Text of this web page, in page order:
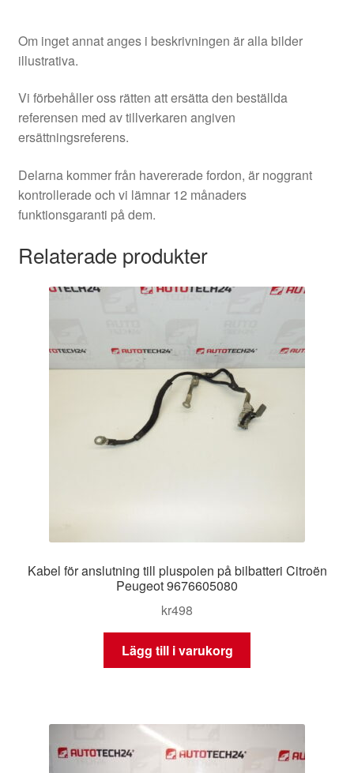
Om inget annat anges i beskrivningen är alla bilder
illustrativa.
Vi förbehåller oss rätten att ersätta den beställda
referensen med av tillverkaren angiven
ersättningsreferens.
Delarna kommer från havererade fordon, är noggrant
kontrollerade och vi lämnar 12 månaders
funktionsgaranti på dem.
Relaterade produkter
Kabel för anslutning till pluspolen på bilbatteri Citroën
Peugeot 9676605080
kr498
Lägg till i varukorg